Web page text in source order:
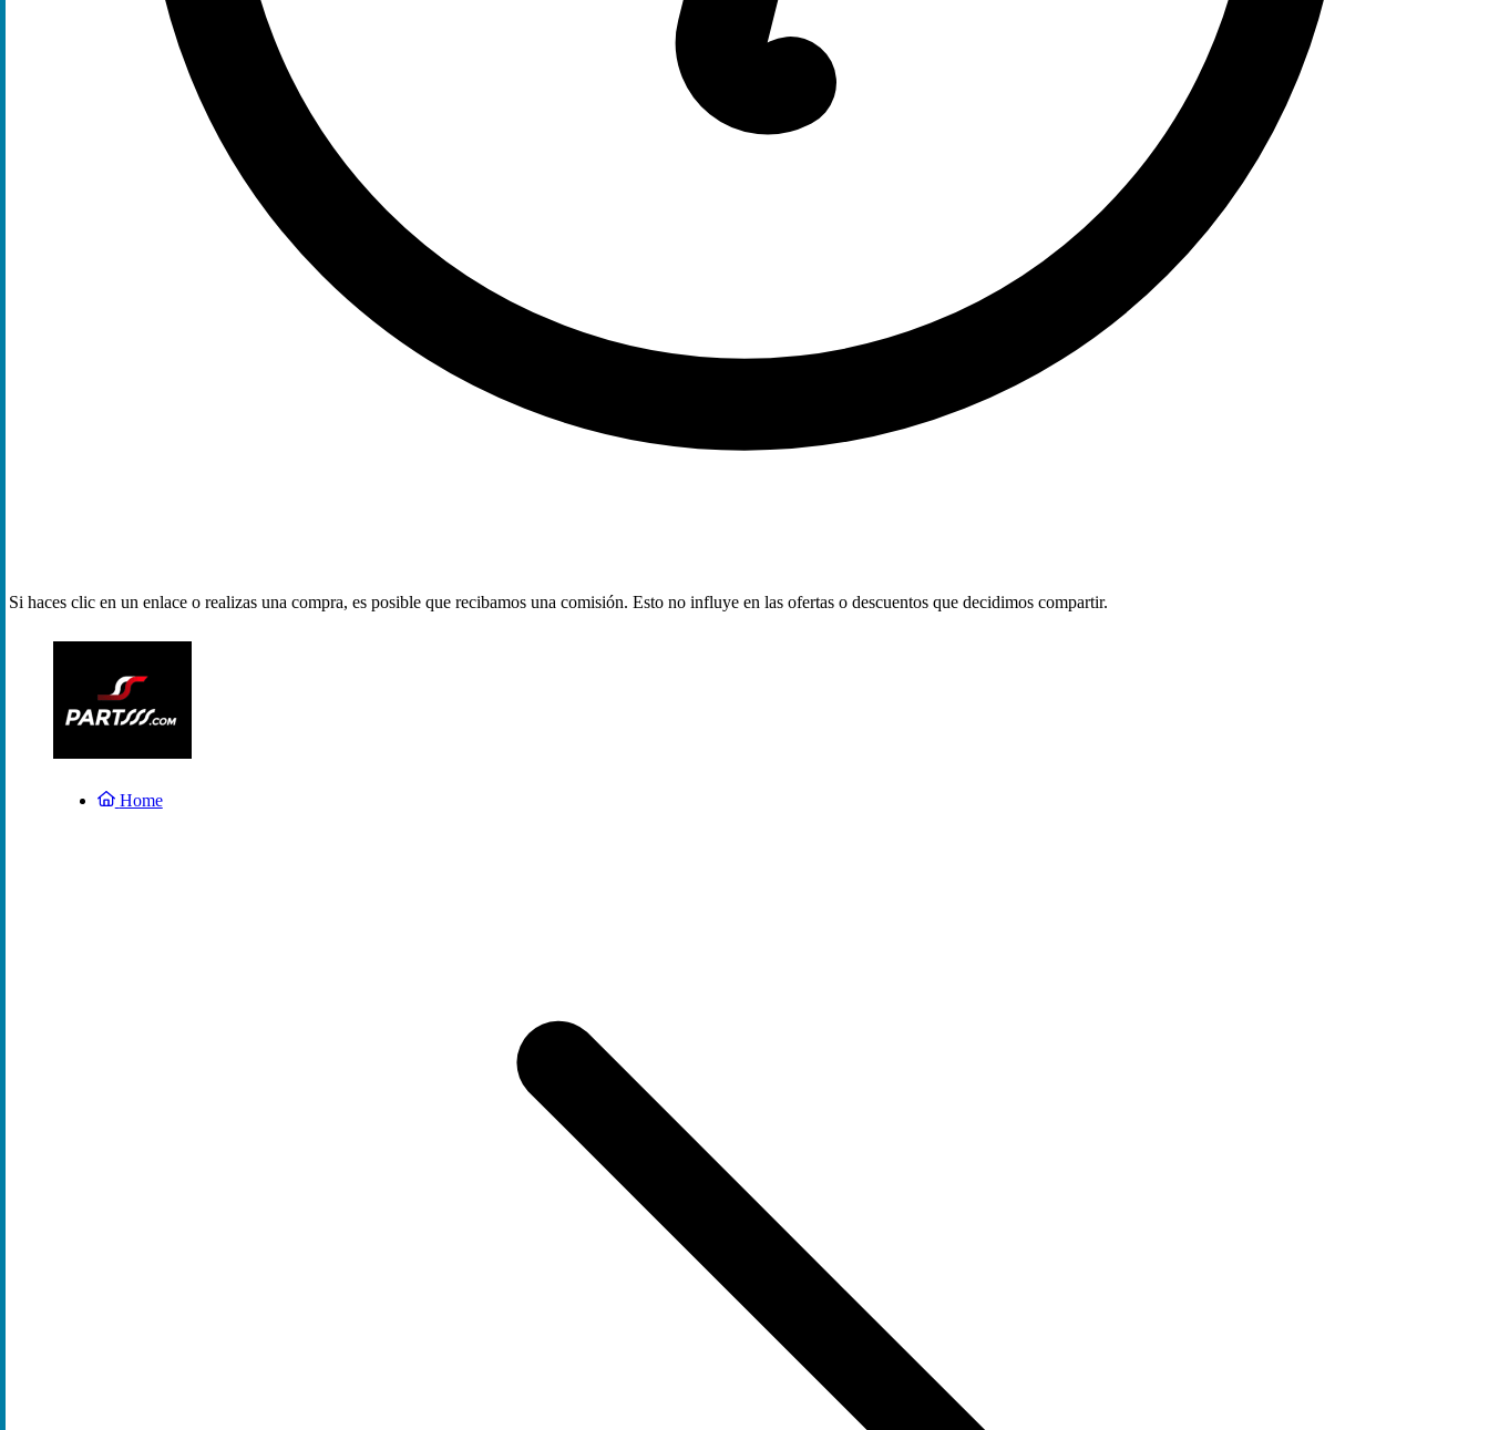
Si haces clic en un enlace o realizas una compra, es posible que recibamos una comisión. Esto no influye en las ofertas o descuentos que decidimos compartir.
Home